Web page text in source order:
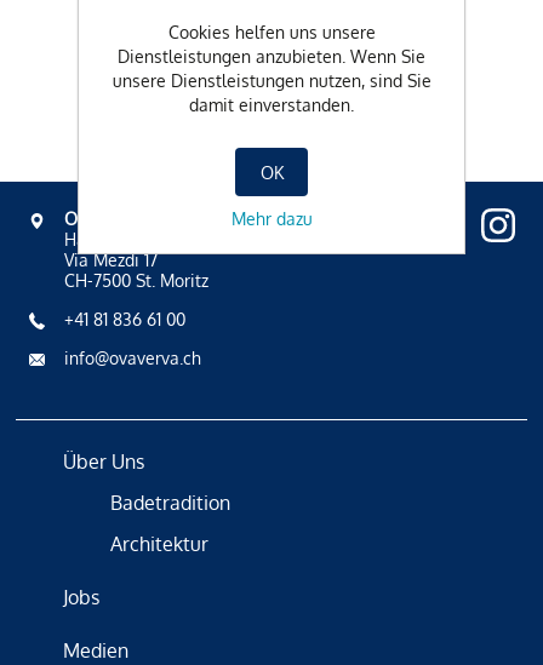
OVAVERVA
Hallenbad, Spa & Sportzentrum
Via Mezdi 17
CH-7500 St. Moritz
+41 81 836 61 00
info@ovaverva.ch
Über Uns
Badetradition
Architektur
Jobs
Medien
Cookies helfen uns unsere
Dienstleistungen anzubieten. Wenn Sie
unsere Dienstleistungen nutzen, sind Sie
damit einverstanden.
OK
Mehr dazu